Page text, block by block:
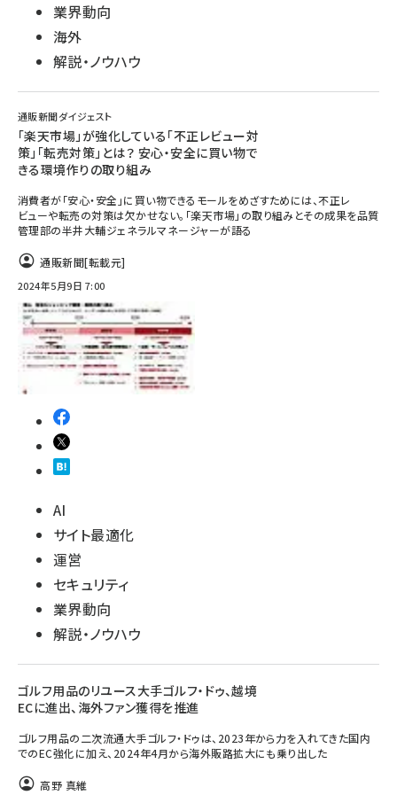
業界動向
海外
解説・ノウハウ
通販新聞ダイジェスト
「楽天市場」が強化している「不正レビュー対
策」「転売対策」とは？ 安心・安全に買い物で
きる環境作りの取り組み
消費者が「安心・安全」に買い物できるモールをめざすためには、不正レ
ビューや転売の対策は欠かせない。「楽天市場」の取り組みとその成果を品質
管理部の半井大輔ジェネラルマネージャーが語る
通販新聞[転載元]
2024年5月9日 7:00
AI
サイト最適化
運営
セキュリティ
業界動向
解説・ノウハウ
ゴルフ用品のリユース大手ゴルフ・ドゥ、越境
ECに進出、海外ファン獲得を推進
ゴルフ用品の二次流通大手ゴルフ・ドゥは、2023年から力を入れてきた国内
でのEC強化に加え、2024年4月から海外販路拡大にも乗り出した
高野 真維